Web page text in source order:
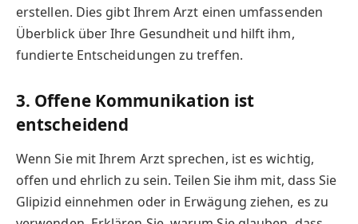
erstellen. Dies gibt Ihrem Arzt einen umfassenden
Überblick über Ihre Gesundheit und hilft ihm,
fundierte Entscheidungen zu treffen.
3. Offene Kommunikation ist
entscheidend
Wenn Sie mit Ihrem Arzt sprechen, ist es wichtig,
offen und ehrlich zu sein. Teilen Sie ihm mit, dass Sie
Glipizid einnehmen oder in Erwägung ziehen, es zu